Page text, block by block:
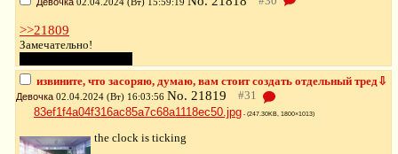
02.04.2024 (Вт) 15:59:19
>>21809
Замечательно!
извините, что засоряю, думаю, вам стоит создать отдельный тред⇩
Девочка 02.04.2024 (Вт) 16:03:56 No. 21819
83ef1f4a04f316ac85a7c68a1118ec50.jpg - (247.30KB, 1800×1013)
the clock is ticking